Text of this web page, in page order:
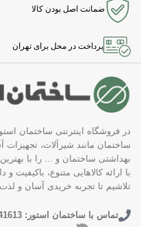
ضمانت اصل بودن کالا
پرداخت در محل برای تهران
در فروشگاه اینترنتی ساختمان
ساختمان مانند شیرآلات، تجهیزات
بهداشتی ساختمان و ... را با
با ارائه کالاهایی متنوع، باکیفیت
تلاشیم تا تجربه خریدی آسان و
تماس با ساختمان استور: 02144941613